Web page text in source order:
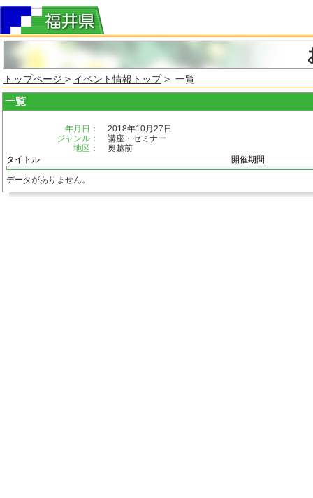
トップページ > イベント情報トップ> 一覧
一覧
年月日：
2018年10月27日
ジャンル：
講座・セミナー
地区：
奥越前
タイトル
開催期間
データがありません。